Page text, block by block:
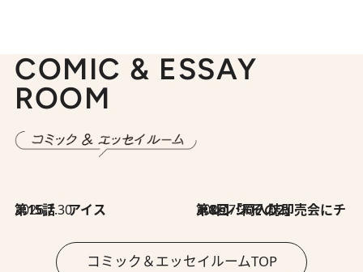
COMIC & ESSAY
ROOM
2026.7.30
第15話 アイス 2026.7.30
第8回「同人誌即売会にチャレンジ その2」
コミック＆エッセイルームTOP